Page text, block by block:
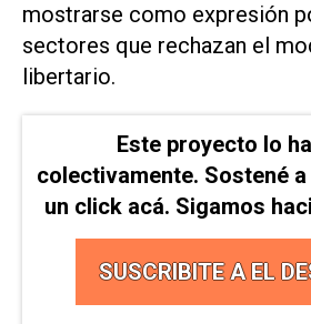
mostrarse como expresión
sectores que rechazan el
libertario.
Este proyecto lo
colectivamente. Sostené a
un click acá. Sigamos
SUSCRIBITE A EL